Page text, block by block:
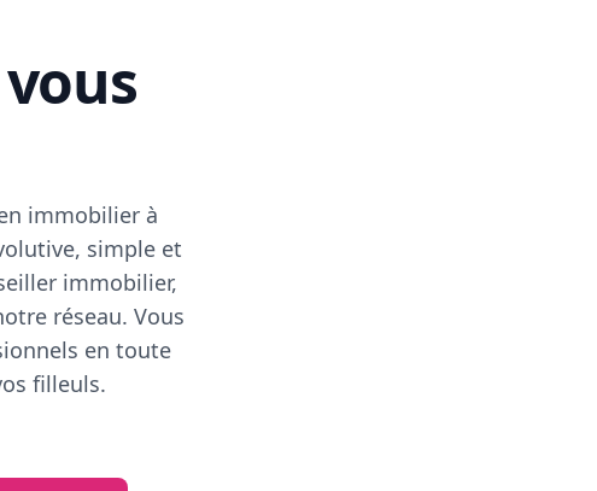
immobilier à
simple et
immobilier,
réseau. Vous
en toute
filleuls.